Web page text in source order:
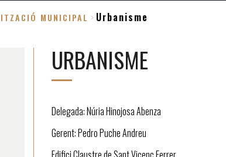
MUNICIPAL Urbanisme
URBANISME
Delegada: Núria Hinojosa Abenza
Gerent: Pedro Puche Andreu